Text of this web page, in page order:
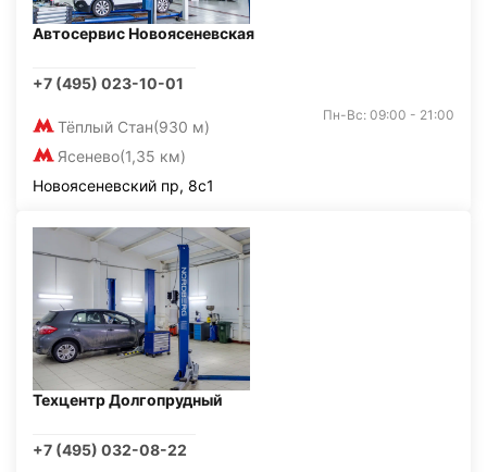
Автосервис Новоясеневская
+7 (495) 023-10-01
Тёплый Стан(930 м)
Ясенево(1,35 км)
Пн-Вс: 09:00 - 21:00
Новоясеневский пр, 8с1
Техцентр Долгопрудный
+7 (495) 032-08-22